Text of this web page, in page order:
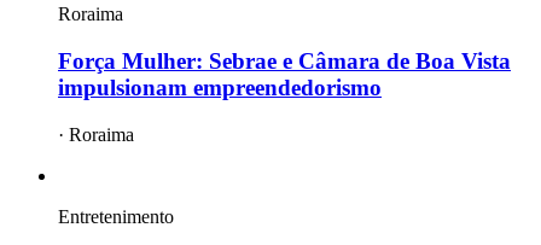
Roraima
Força Mulher: Sebrae e Câmara de Boa Vista
impulsionam empreendedorismo
· Roraima
Entretenimento